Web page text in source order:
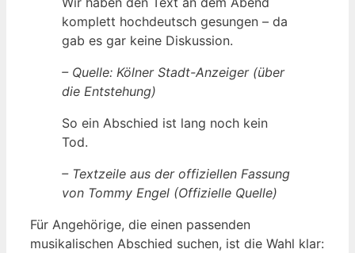
komplett hochdeutsch gesungen – da
gab es gar keine Diskussion.
– Quelle: Kölner Stadt-Anzeiger (über
die Entstehung)
So ein Abschied ist lang noch kein
Tod.
– Textzeile aus der offiziellen Fassung
von Tommy Engel (Offizielle Quelle)
Für Angehörige, die einen passenden
musikalischen Abschied suchen, ist die Wahl klar: